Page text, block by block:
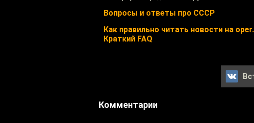
Вопросы и ответы про СССР
Как правильно читать новости на
Краткий FAQ
Комментарии